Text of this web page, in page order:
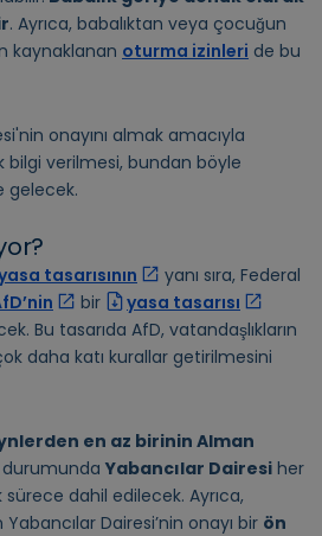
. Ayrıca, babalıktan veya çocuğun
kaynaklanan oturma izinleri de bu
onayını almak amacıyla
bilgi verilmesi, bundan böyle
gelecek.
tasarısının
yanı sıra, Federal
bir
yasa tasarısı
Bu tasarıda AfD, vatandaşlıkların
daha katı kurallar getirilmesini
en az birinin Alman
durumunda Yabancılar Dairesi her
dahil edilecek. Ayrıca,
Yabancılar Dairesi’nin onayı bir ön